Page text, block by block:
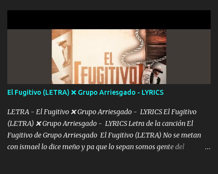
estár Pasarán... Solito me dejaras Intentar... Solo un beso y tú te vas
De mi vida... Cómo tú no hay nadie más No hay nadie
más Si te sientes sola no me llames porfa Me pongo sencible e
imagino tu sombra Clase azul es el tequila e interior la ropa Clip
cap la champagne el polvo es color rosa Me contacto un ángel eres
tú mi hermosa La que me alegra los días y sigo tomando Y
pensar... Que tú ya no vas a estar Pasarán... Solito me dejaras
Intentar... ...
El Fugitivo (LETRA) ❌ Grupo Arriesgado - LYRICS
LETRA - El Fugitivo ❌ Grupo Arriesgado - LYRICS El Fugitivo
(LETRA) ❌ Grupo Arriesgado - LYRICS Letra de la canción El
Fugitivo de Grupo Arriesgado El Fugitivo (LETRA) No se metan
con ismael lo dice meño y pa que lo sepan somos gente del